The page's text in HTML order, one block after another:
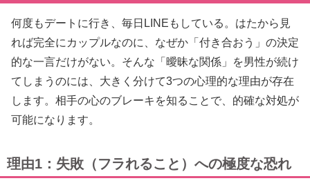
何度もデートに行き、毎日LINEもしている。はたから見
れば完全にカップルなのに、なぜか「付き合おう」の決定
的な一言だけがない。そんな「曖昧な関係」を男性が続け
てしまうのには、大きく分けて3つの心理的な理由が存在
します。相手の心のブレーキを知ることで、的確な対処が
可能になります。
理由1：失敗（フラれること）への極度な恐れ